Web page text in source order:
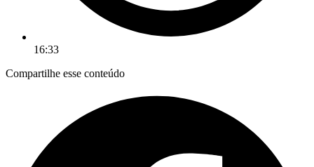
16:33
Compartilhe esse conteúdo